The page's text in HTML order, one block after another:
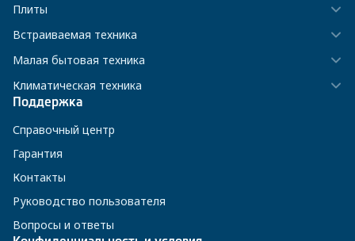
Плиты
Встраиваемая техника
Малая бытовая техника
Климатическая техника
Поддержка
Справочный центр
Гарантия
Контакты
Руководство пользователя
Вопросы и ответы